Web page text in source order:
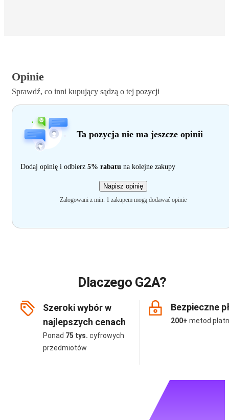
Opinie
Sprawdź, co inni kupujący sądzą o tej pozycji
Ta pozycja nie ma jeszcze opinii
Dodaj opinię i odbierz 5% rabatu na kolejne zakupy
Napisz opinię
Zalogowani z min. 1 zakupem mogą dodawać opinie
Dlaczego G2A?
Szeroki wybór w
najlepszych cenach
Ponad 75 tys. cyfrowych
przedmiotów
Bezpieczne
200+ metod